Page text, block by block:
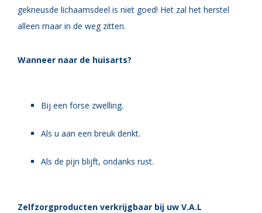
gekneusde lichaamsdeel is niet goed! Het zal het herstel
alleen maar in de weg zitten.
Wanneer naar de huisarts?
Bij een forse zwelling.
Als u aan een breuk denkt.
Als de pijn blijft, ondanks rust.
Zelfzorgproducten verkrijgbaar bij uw V.A.L